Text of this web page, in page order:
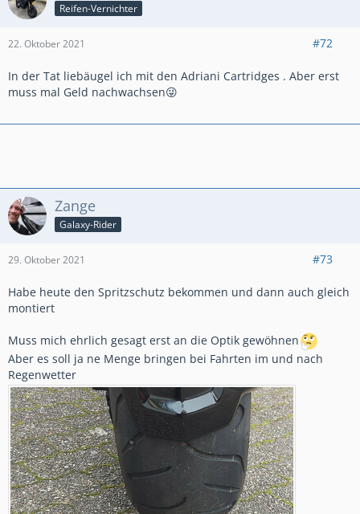
Reifen-Vernichter
22. Oktober 2021 #72
In der Tat liebäugel ich mit den Adriani Cartridges . Aber erst
muss mal Geld nachwachsen😜
Zange
Galaxy-Rider
29. Oktober 2021 #73
Habe heute den Spritzschutz bekommen und dann auch gleich
montiert
Muss mich ehrlich gesagt erst an die Optik gewöhnen
Aber es soll ja ne Menge bringen bei Fahrten im und nach
Regenwetter